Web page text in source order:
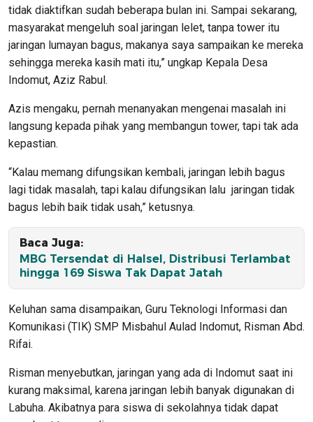
tidak diaktifkan sudah beberapa bulan ini. Sampai sekarang,
masyarakat mengeluh soal jaringan lelet, tanpa tower itu
jaringan lumayan bagus, makanya saya sampaikan ke mereka
sehingga mereka kasih mati itu,” ungkap Kepala Desa
Indomut, Aziz Rabul.
Azis mengaku, pernah menanyakan mengenai masalah ini
langsung kepada pihak yang membangun tower, tapi tak ada
kepastian.
“Kalau memang difungsikan kembali, jaringan lebih bagus
lagi tidak masalah, tapi kalau difungsikan lalu jaringan tidak
bagus lebih baik tidak usah,” ketusnya.
Baca Juga:
MBG Tersendat di Halsel, Distribusi Terlambat
hingga 169 Siswa Tak Dapat Jatah
Keluhan sama disampaikan, Guru Teknologi Informasi dan
Komunikasi (TIK) SMP Misbahul Aulad Indomut, Risman Abd.
Rifai.
Risman menyebutkan, jaringan yang ada di Indomut saat ini
kurang maksimal, karena jaringan lebih banyak digunakan di
Labuha. Akibatnya para siswa di sekolahnya tidak dapat